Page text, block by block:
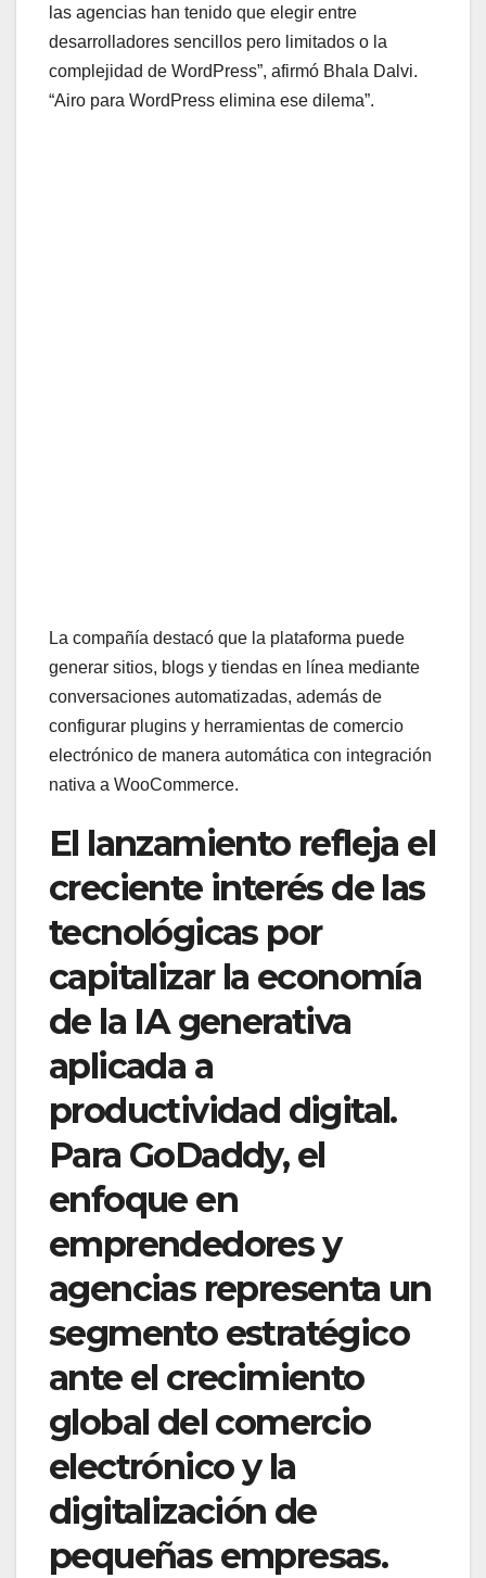
las agencias han tenido que elegir entre
desarrolladores sencillos pero limitados o la
complejidad de WordPress”, afirmó Bhala Dalvi.
“Airo para WordPress elimina ese dilema”.
La compañía destacó que la plataforma puede
generar sitios, blogs y tiendas en línea mediante
conversaciones automatizadas, además de
configurar plugins y herramientas de comercio
electrónico de manera automática con integración
nativa a WooCommerce.
El lanzamiento refleja el
creciente interés de las
tecnológicas por
capitalizar la economía
de la IA generativa
aplicada a
productividad digital.
Para GoDaddy, el
enfoque en
emprendedores y
agencias representa un
segmento estratégico
ante el crecimiento
global del comercio
electrónico y la
digitalización de
pequeñas empresas.